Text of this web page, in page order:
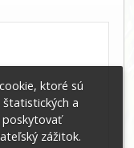
ktoré sú
a
poskytovať
zážitok.